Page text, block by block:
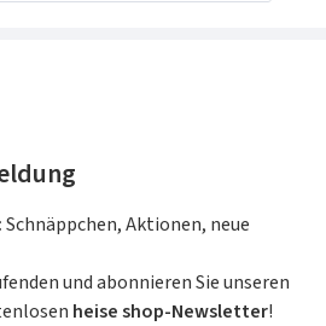
Programmierer
nur Code, sondern
indem sie ihr Intentionen
– das ist Vibe Coding. Das
gestützte Tools wie GitHub
Codex die
nachhaltig verändern:
von Routineaufgaben
Architektur- und
Schnäppchen, Aktionen, neue
und abonnieren Sie unseren
heise shop-Newsletter!